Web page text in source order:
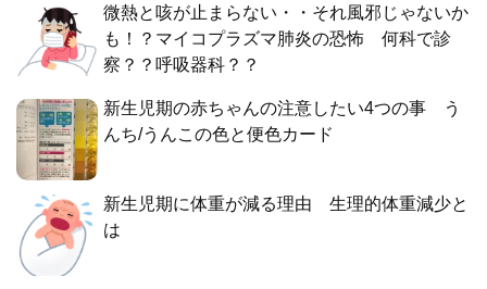
微熱と咳が止まらない・・それ風邪じゃないか
も！？マイコプラズマ肺炎の恐怖 何科で診
察？？呼吸器科？？
新生児期の赤ちゃんの注意したい4つの事 う
んち/うんこの色と便色カード
新生児期に体重が減る理由 生理的体重減少と
は